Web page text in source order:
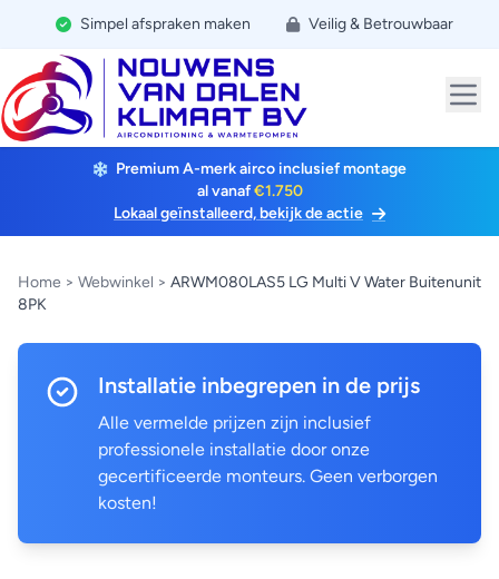
Simpel afspraken maken Veilig & Betrouwbaar
Premium A-merk airco inclusief montage
al vanaf€1.750
Lokaal geïnstalleerd, bekijk de actie
Home > Webwinkel > ARWM080LAS5 LG Multi V Water Buitenunit
8PK
Installatie inbegrepen in de prijs
Alle vermelde prijzen zijn inclusief
professionele installatie door onze
gecertificeerde monteurs. Geen verborgen
kosten!